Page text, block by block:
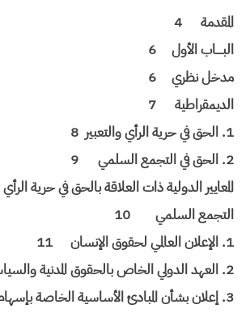
المقدمة
4
البــــاب الأول
6
مدخل نظري
6
الديمقراطية
7
1. الحق في حرية الرأي والتعبير
8
2. الحق في التجمع السلمي
9
المعايير الدولية ذات العلاقة بالحق في حرية
التجمع السلمي
10
1. الإعلان العالمي لحقوق الإنسان
11
2. العهد الدولي الخاص بالحقوق المدنية والسياسية
3. إعلان بشأن المبادئ الأساسية الخاصة